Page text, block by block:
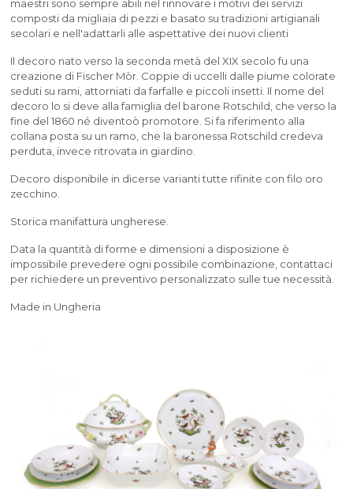
maestri sono sempre abili nel rinnovare i motivi dei servizi
composti da migliaia di pezzi e basato su tradizioni artigianali
secolari e nell'adattarli alle aspettative dei nuovi clienti
Il decoro nato verso la seconda metà del XIX secolo fu una
creazione di Fischer Mòr. Coppie di uccelli dalle piume colorate
seduti su rami, attorniati da farfalle e piccoli insetti. Il nome del
decoro lo si deve alla famiglia del barone Rotschild, che verso la
fine del 1860 né diventoò promotore. Si fa riferimento alla
collana posta su un ramo, che la baronessa Rotschild credeva
perduta, invece ritrovata in giardino.
Decoro disponibile in dicerse varianti tutte rifinite con filo oro
zecchino.
Storica manifattura ungherese.
Data la quantità di forme e dimensioni a disposizione è
impossibile prevedere ogni possibile combinazione, contattaci
per richiedere un preventivo personalizzato sulle tue necessità.
Made in Ungheria